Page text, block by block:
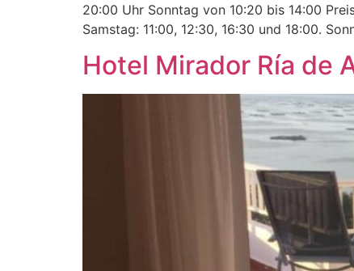
20:00 Uhr Sonntag von 10:20 bis 14:00
Samstag: 11:00, 12:30, 16:30 und 18:00.
Hotel Mirador Ría de